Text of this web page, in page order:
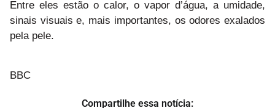
Entre eles estão o calor, o vapor d’água, a umidade,
sinais visuais e, mais importantes, os odores exalados
pela pele.⁠
BBC
Compartilhe essa notícia: